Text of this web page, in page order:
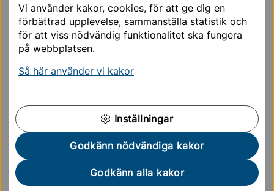
Vi använder kakor, cookies, för att ge dig en
förbättrad upplevelse, sammanställa statistik och
för att viss nödvändig funktionalitet ska fungera
på webbplatsen.
Så här använder vi kakor
Inställningar
Godkänn nödvändiga kakor
Godkänn alla kakor
Gallring av personakt
För personakter sominteomfattas av
arkiveringsreglerna ovan gäller:
Handlingargallras två år efter sista anteckningen
efter
att gallringsskyldigheten inträdde (7 kap. 3 §
tredje stycket SoL)
Byte av utförare
Vid byte av utförare gäller: